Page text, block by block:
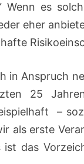
Wenn es
eher
in Anspruch
25
–
als erste
ist das